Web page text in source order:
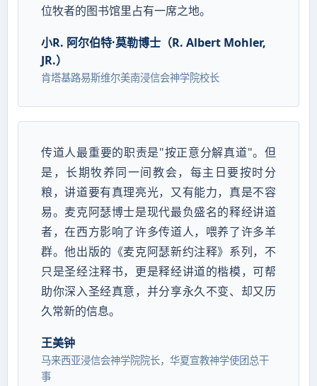
位牧者的图书馆里占有一席之地。
小R. 阿尔伯特·莫勒博士（R. Albert Mohler,
JR.）
肯塔基路易斯维尔美南浸信会神学院校长
传道人最重要的职责是"按正意分解真道"。但
是，长期牧养同一间教会，每主日要按时分
粮，讲道要有真理亮光，又有能力，真是不容
易。麦克阿瑟博士是现代最负盛名的释经讲道
者，在西方影响了许多传道人，喂养了许多羊
群。他出版的《麦克阿瑟新约注释》系列，不
只是圣经注释书，更是释经讲道的楷模，可帮
助你深入圣经真意，并分享永久不变、却又历
久常新的信息。
王美钟
马来西亚浸信会神学院院长，华夏宣教神学使团总干
事